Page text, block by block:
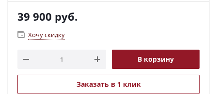
39 900 руб.
Хочу скидку
В корзину
Заказать в 1 клик